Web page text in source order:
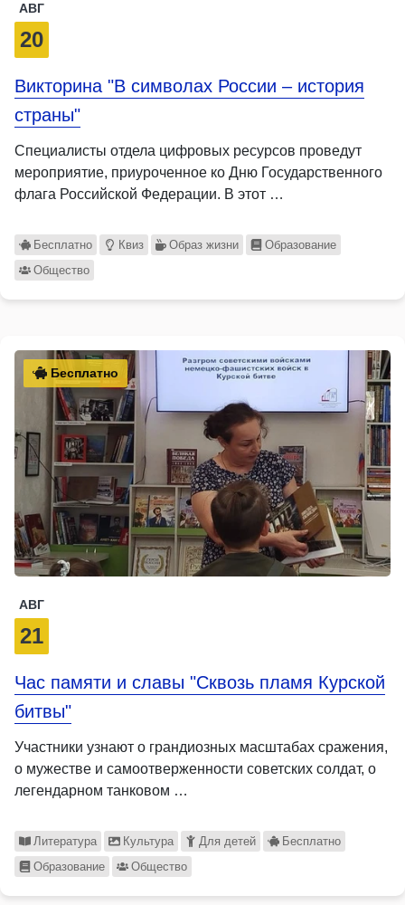
АВГ
20
Викторина "В символах России – история
страны"
Специалисты отдела цифровых ресурсов проведут
мероприятие, приуроченное ко Дню Государственного
флага Российской Федерации. В этот …
Бесплатно Квиз Образ жизни
Образование
Общество
Бесплатно
АВГ
21
Час памяти и славы "Сквозь пламя Курской
битвы"
Участники узнают о грандиозных масштабах сражения,
о мужестве и самоотверженности советских солдат, о
легендарном танковом …
Литература Культура Для детей
Бесплатно
Образование
Общество